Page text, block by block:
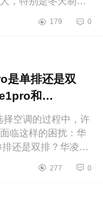
“背刺”的经历，我...
179 0
是单排还是双
和
空调的过程中，许
临这样的困扰：华
还是双排？华凌
区别 华凌
277 0